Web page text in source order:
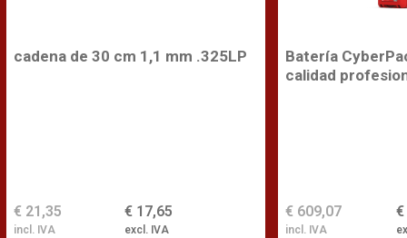
cadena de 30 cm 1,1 mm .325LP
€ 17,65
excl. IVA
€ 21,35
incl. IVA
Batería
calidad
€
€ 609,07
incl. IVA